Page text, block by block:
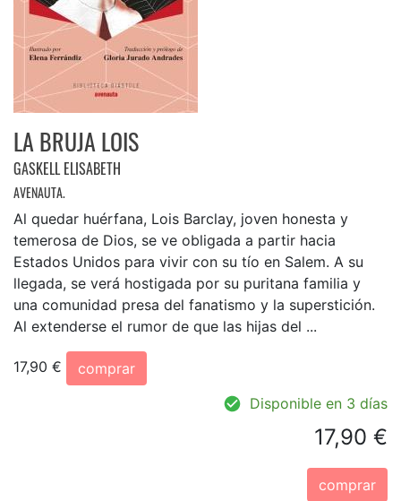
LA BRUJA LOIS
GASKELL ELISABETH
AVENAUTA.
Al quedar huérfana, Lois Barclay, joven honesta y
temerosa de Dios, se ve obligada a partir hacia
Estados Unidos para vivir con su tío en Salem. A su
llegada, se verá hostigada por su puritana familia y
una comunidad presa del fanatismo y la superstición.
Al extenderse el rumor de que las hijas del ...
17,90 €
comprar
Disponible en 3 días
17,90 €
comprar